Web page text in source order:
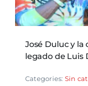
José Duluc y
legado de Luis
Categories: Sin